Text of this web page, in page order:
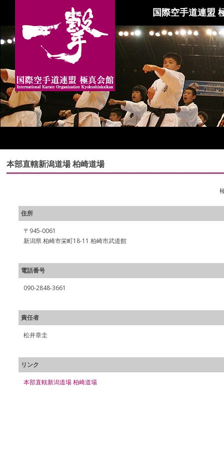
国際空手道連盟
本部直轄新潟道場 柏崎道場
住所
〒945-0061
新潟県 柏崎市栄町18-11 柏崎市武道館
電話番号
090-2848-3661
責任者
松井章圭
リンク
本部直轄新潟道場 柏崎道場